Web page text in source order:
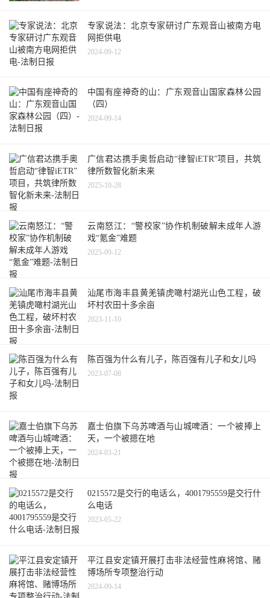
专家说法：北京专家研讨广东观音山被南方电
网拒供电
2024-09-12
中国有座神奇的山：广东观音山国家森林公园
（四）
2024-09-14
广信君达携手奥哲启动“律智iETR”项目，共筑
律所数智化新未来
2025-10-28
云南怒江：“警校家”协作机制破解未成年人游
戏“氪金”难题
2025-09-12
汕尾市海丰县黄羌镇虎噉村湖光山色工程，破
坏村农田十多余亩
2023-11-10
陈百强为什么有儿子，陈百强有儿子和女儿吗
2023-07-08
嘉士伯旗下乌苏啤酒与山城啤酒：一个被捧上
天，一个被摁在地
2024-03-21
0215572是交行的电话么，4001795559是交行什
么电话
2023-05-22
平江县安定镇开展打击非法经营性麻将馆、赌
博场所专项整治行动
2024-09-14